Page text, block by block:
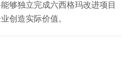
够独立完成六西格玛改进项目
创造实际价值。